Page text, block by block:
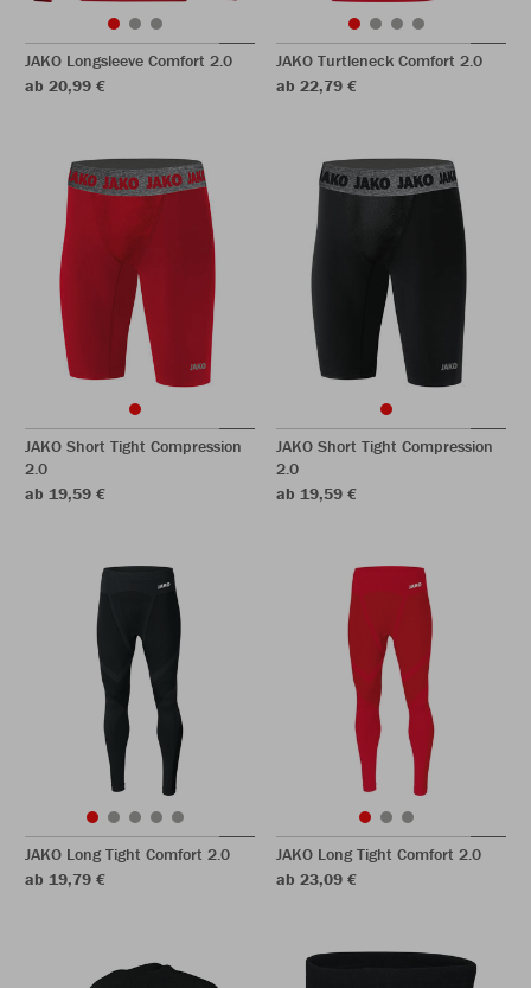
JAKO Longsleeve Comfort 2.0
ab 20,99 €
JAKO Turtleneck Comfort 2.0
ab 22,79 €
JAKO Short Tight Compression
2.0
ab 19,59 €
JAKO Short Tight Compression
2.0
ab 19,59 €
JAKO Long Tight Comfort 2.0
ab 19,79 €
JAKO Long Tight Comfort 2.0
ab 23,09 €